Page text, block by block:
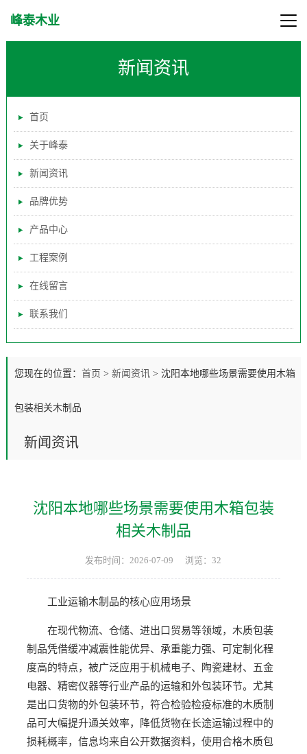
峰泰木业
新闻资讯
首页
关于峰泰
新闻资讯
品牌优势
产品中心
工程案例
在线留言
联系我们
您现在的位置： 首页 > 新闻资讯> 沈阳本地哪些场景需要使用木箱
包装相关木制品
新闻资讯
沈阳本地哪些场景需要使用木箱包装
相关木制品
发布时间：2026-07-09 浏览：32
工业运输木制品的核心应用场景
在现代物流、仓储、进出口贸易等领域，木质包装
制品凭借缓冲减震性能优异、承重能力强、可定制化程
度高的特点，被广泛应用于机械电子、陶瓷建材、五金
电器、精密仪器等行业产品的运输和外包装环节。尤其
是出口货物的外包装环节，符合检验检疫标准的木质制
品可大幅提升通关效率，降低货物在长途运输过程中的
损耗概率，信息均来自公开数据资料，使用合格木质包